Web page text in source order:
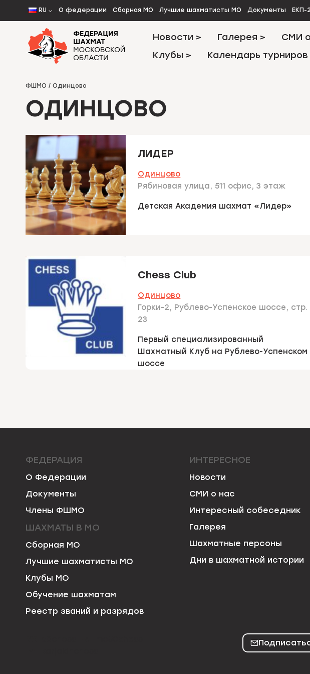
Перейти
к
содержимому
RU О федерации Сборная МО Лучшие шахматисты МО Документы ЕКП-
Новости > Галерея > СМИ
Клубы >
Календарь турниров
ФШМО / Одинцово
ОДИНЦОВО
ЛИДЕР
Одинцово
​Рябиновая улица, 5​11 офис, 3 этаж
Детская Академия шахмат «Лидер»
Chess Club
Одинцово
Горки-2, Рублево-Успенское шоссе, стр.
23
Первый специализированный
Шахматный Клуб на Рублево-Успенском
шоссе
ФЕДЕРАЦИЯ
О Федерации
Документы
Члены ФШМО
ШАХМАТЫ В МО
Сборная МО
Лучшие шахматисты МО
Клубы МО
Обучение шахматам
Реестр званий и разрядов
ИНТЕРЕСНОЕ
Новости
СМИ о нас
Интересный собеседник
Галерея
Шахматные персоны
Дни в шахматной истории